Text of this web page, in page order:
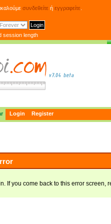
συνδεθείτε ή εγγραφείτε
session length
Login Register
If you come back to this error screen,